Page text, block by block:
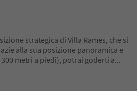
strategica di Villa Rames, che si
alla sua posizione panoramica e
metri a piedi), potrai goderti a...